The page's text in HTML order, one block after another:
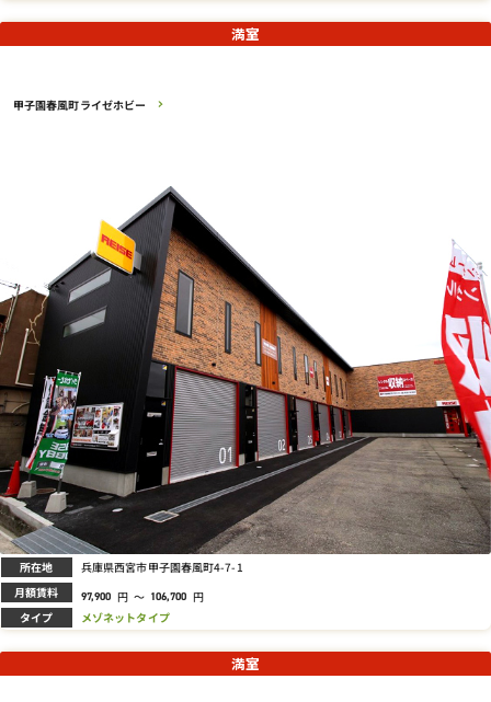
甲子園春風町ライゼホビー
満室
所在地 兵庫県西宮市甲子園春風町4-7-1
月額賃料 97,900 円 ～ 106,700 円
タイプ メゾネットタイプ
満室